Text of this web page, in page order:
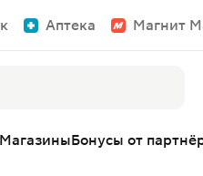
Аптека Магнит
МагазиныБонусы от